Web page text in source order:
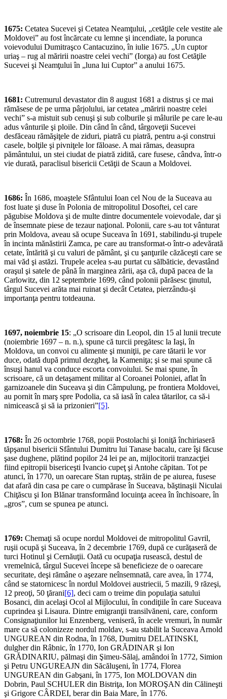
1675: Cetatea Sucevei şi Cetatea Neamţului, „cetăţile cele vestite ale
Moldovei” au fost încărcate cu lemne şi incendiate, la porunca
voievodului Dumitraşco Cantacuzino, în iulie 1675. „Un cuptor
uriaş – rug al măririi noastre celei vechi” (Iorga) au fost Cetăţile
Sucevei şi Neamţului în „luna lui Cuptor” a anului 1675.
1681: Cutremurul devastator din 8 august 1681 a distrus şi ce mai
rămăsese de pe urma pârjolului, iar cetatea „măririi noastre celei
vechi” s-a mistuit sub cenuşi şi sub colburile şi mâlurile pe care le-au
adus vânturile şi ploile. Din când în când, târgoveţii Sucevei
desfăceau rămăşiţele de ziduri, piatră cu piatră, pentru a-şi construi
casele, bolţile şi pivniţele lor făloase. A mai rămas, deasupra
pământului, un stei ciudat de piatră zidită, care fusese, cândva, într-o
vie durată, paraclisul bisericii Cetăţii de Scaun a Moldovei.
1686: În 1686, moaştele Sfântului Ioan cel Nou de la Suceava au
fost luate şi duse în Polonia de mitropolitul Dosoftei, cel care
păgubise Moldova şi de multe dintre documentele voievodale, dar şi
de însemnate piese de tezaur naţional. Polonii, care s-au tot vânturat
prin Moldova, aveau să ocupe Suceava în 1691, stabilindu-şi trupele
în incinta mănăstirii Zamca, pe care au transformat-o într-o adevărată
cetate, întărită şi cu valuri de pământ, şi cu şanţurile căzăceşti care se
mai văd şi astăzi. Trupele acelea s-au purtat cu sălbăticie, devastând
oraşul şi satele de până în marginea zării, aşa că, după pacea de la
Carlowitz, din 12 septembrie 1699, când polonii părăsesc ţinutul,
târgul Sucevei arăta mai ruinat şi decât Cetatea, pierzându-şi
importanţa pentru totdeauna.
1697, noiembrie 15: „O scrisoare din Leopol, din 15 al lunii trecute
(noiembrie 1697 – n. n.), spune că turcii pregătesc la Iaşi, în
Moldova, un convoi cu alimente şi muniţii, pe care tătarii le vor
duce, odată după primul dezgheţ, la Kameniţa; şi se mai spune că
însuşi hanul va conduce escorta convoiului. Se mai spune, în
scrisoare, că un detaşament militar al Coroanei Poloniei, aflat în
garnizoanele din Suceava şi din Câmpulung, pe frontiera Moldovei,
au pornit în marş spre Podolia, ca să iasă în calea tătarilor, ca să-i
nimicească şi să ia prizonieri”[5].
1768: În 26 octombrie 1768, popii Postolachi şi Ioniţă închiriaseră
tăpşanul bisericii Sfântului Dumitru lui Tanase bacalu, care îşi făcuse
şase dughene, plătind popilor 24 lei pe an, mijlocitorii tranzacţiei
fiind epitropii bisericeşti Ivancio cupeţ şi Antohe căpitan. Tot pe
atunci, în 1770, un oarecare Stan ruptaş, străin de pe aiurea, fusese
dat afară din casa pe care o cumpărase în Suceava, băştinaşii Niculai
Chiţăscu şi Ion Blănar transformând locuinţa aceea în închisoare, în
„gros”, cum se spunea pe atunci.
1769: Chemaţi să ocupe nordul Moldovei de mitropolitul Gavril,
ruşii ocupă şi Suceava, în 2 decembrie 1769, după ce curăţaseră de
turci Hotinul şi Cernăuţii. Oată cu ocupaţia rusească, destul de
vremelnică, târgul Sucevei începe să beneficieze de o oarecare
securitate, deşi rămâne o aşezare neînsemnată, care avea, în 1774,
când se statornicesc în nordul Moldovei austriecii, 5 mazili, 9 răzeşi,
12 preoţi, 50 ţărani[6], deci cam o treime din populaţia satului
Bosanci, din acelaşi Ocol al Mijlocului, în condiţiile în care Suceava
cuprindea şi Lisaura. Dintre emigranţii transilvăneni, care, conform
Consignaţiunilor lui Enzenberg, veniseră, în acele vremuri, în număr
mare ca să colonizeze nordul moldav, s-au stabilit la Suceava Arnold
UNGUREAN din Rodna, în 1768, Dumitru DELATINSKI,
dulgher din Râbnic, în 1770, Ion GRĂDINAR şi Ion
GRĂDINARIU, pălmaşi din Şimeu-Sălaj, amândoi în 1772, Simion
şi Petru UNGUREAJN din Săcăluşeni, în 1774, Florea
UNGUREAN din Gabşani, în 1775, Ion MOLDOVAN din
Dobrin, Paul SCHULER din Bistriţa, Ion MOROŞAN din Călineşti
şi Grigore CÂRDEI, berar din Baia Mare, în 1776.